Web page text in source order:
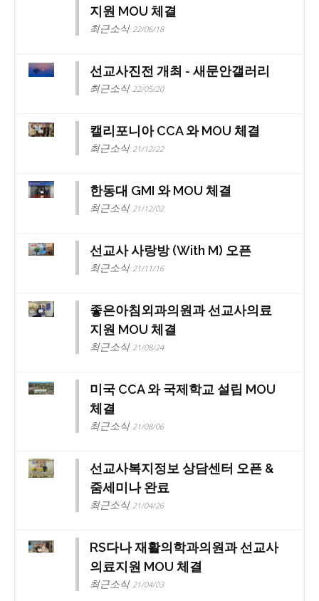
지원 MOU 체결
최근소식 22/06/18
선교사진전 개최 - 새문안갤러리
최근소식 22/05/20
캘리포니아 CCA 와 MOU 체결
최근소식 21/12/22
한동대 GMI 와 MOU 체결
최근소식 21/12/02
선교사 사랑방 (With M) 오픈
최근소식 21/11/16
좋은아침외과의원과 선교사의료
지원 MOU 체결
최근소식 21/08/24
미국 CCA 와 국제학교 설립 MOU
체결
최근소식 21/08/06
선교사복지정보 상담센터 오픈 &
줌세미나 완료
최근소식 21/04/26
RS다나 재활의학과의원과 선교사
의료지원 MOU 체결
최근소식 21/04/03